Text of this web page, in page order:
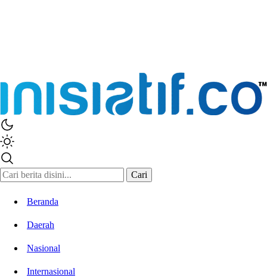
Cari
Beranda
Daerah
Nasional
Internasional